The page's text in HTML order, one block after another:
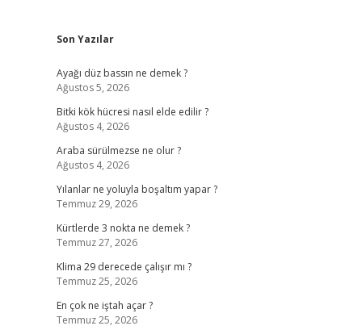
Sidebar
Son Yazılar
Ayağı düz bassın ne demek ?
Ağustos 5, 2026
Bitki kök hücresi nasıl elde edilir ?
Ağustos 4, 2026
Araba sürülmezse ne olur ?
Ağustos 4, 2026
Yılanlar ne yoluyla boşaltım yapar ?
Temmuz 29, 2026
Kürtlerde 3 nokta ne demek ?
Temmuz 27, 2026
Klima 29 derecede çalışır mı ?
Temmuz 25, 2026
En çok ne iştah açar ?
Temmuz 25, 2026